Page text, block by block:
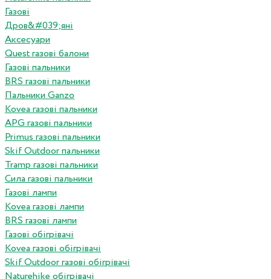
Газові
Дров&#039;яні
Аксесуари
Quest газові балони
Газові пальники
BRS газові пальники
Пальники Ganzo
Kovea газові пальники
APG газові пальники
Primus газові пальники
Skif Outdoor пальники
Tramp газові пальники
Сила газові пальники
Газові лампи
Kovea газові лампи
BRS газові лампи
Газові обігрівачі
Kovea газові обігрівачі
Skif Outdoor газові обігрівачі